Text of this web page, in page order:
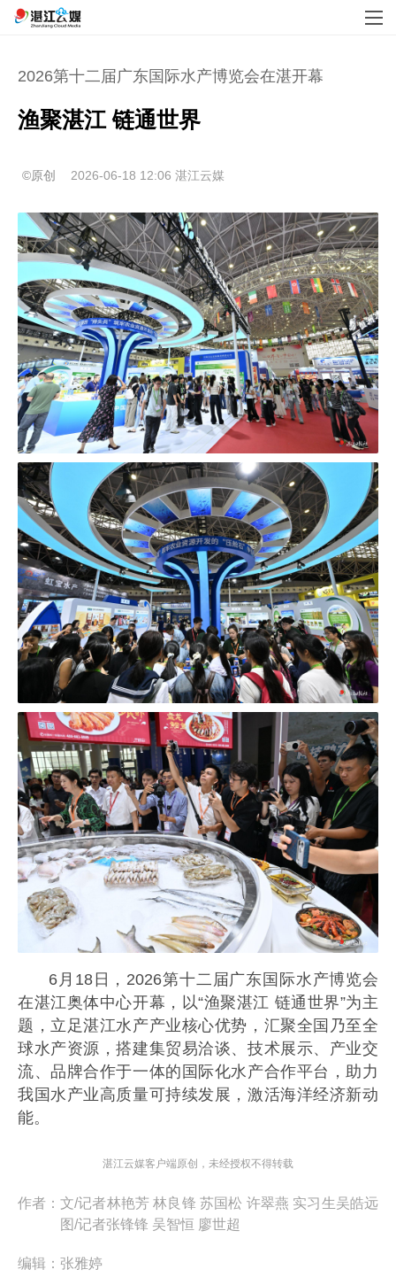
2026第十二届广东国际水产博览会在湛开幕
渔聚湛江 链通世界
©原创 2026-06-18 12:06 湛江云媒
6月18日，2026第十二届广东国际水产博览会
在湛江奥体中心开幕，以“渔聚湛江 链通世界”为主
题，立足湛江水产产业核心优势，汇聚全国乃至全
球水产资源，搭建集贸易洽谈、技术展示、产业交
流、品牌合作于一体的国际化水产合作平台，助力
我国水产业高质量可持续发展，激活海洋经济新动
能。
湛江云媒客户端原创，未经授权不得转载
作者： 文/记者林艳芳 林良锋 苏国松 许翠燕 实习生吴皓远
图/记者张锋锋 吴智恒 廖世超
编辑： 张雅婷